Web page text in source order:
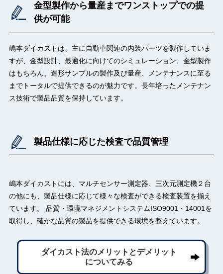
金型製作から量産までワンストップでの提
供が可能
嶋本ダイカストは、主に自動車関連の内装パーツを製作していま
すが、金型設計、最適化に向けてのシミュレーション、金型製作
はもちろん、造形サンプルの製作及び量産、メンテナンスに至る
までトータルで提供できるのが魅力です。長年培ったメンテナン
ス技術で製品品質を保持しています。
製品仕様に応じた検査で品質管理
嶋本ダイカストには、マルチセンサー測定器、三次元測定機２台
の他にも、製品仕様に応じて様々な検査ができる検査装置を揃え
ています。 品質・環境マネジメントシステムISO9001・14001を
取得し、確かな品質の製品を提供できる環境を整えています。
ダイカスト法のメリットとデメリット
についてみる